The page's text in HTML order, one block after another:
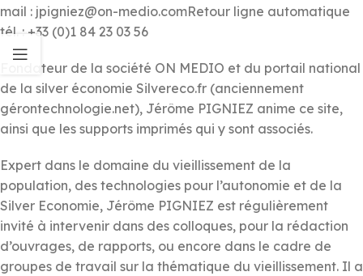
mail : jpigniez@on-medio.comRetour ligne automatique
tél. : +33 (0)1 84 23 03 56
Fondateur de la société ON MEDIO et du portail national
de la silver économie Silvereco.fr (anciennement
gérontechnologie.net), Jérôme PIGNIEZ anime ce site,
ainsi que les supports imprimés qui y sont associés.
Expert dans le domaine du vieillissement de la
population, des technologies pour l’autonomie et de la
Silver Economie, Jérôme PIGNIEZ est régulièrement
invité à intervenir dans des colloques, pour la rédaction
d’ouvrages, de rapports, ou encore dans le cadre de
groupes de travail sur la thématique du vieillissement. Il a